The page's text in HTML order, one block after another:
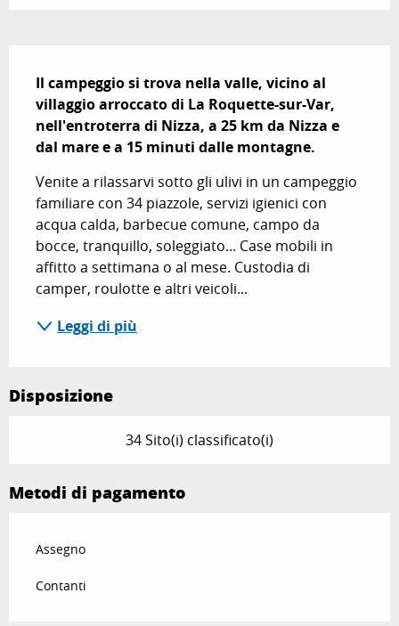
Il campeggio si trova nella valle, vicino al
villaggio arroccato di La Roquette-sur-Var,
nell'entroterra di Nizza, a 25 km da Nizza e
dal mare e a 15 minuti dalle montagne.
Venite a rilassarvi sotto gli ulivi in un campeggio
familiare con 34 piazzole, servizi igienici con
acqua calda, barbecue comune, campo da
bocce, tranquillo, soleggiato... Case mobili in
affitto a settimana o al mese. Custodia di
camper, roulotte e altri veicoli...
Leggi di più
Disposizione
34 Sito(i) classificato(i)
Metodi di pagamento
Assegno
Contanti